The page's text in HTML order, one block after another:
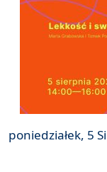
poniedziałek, 5